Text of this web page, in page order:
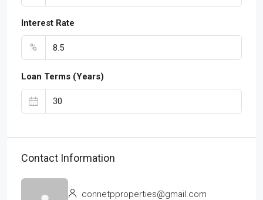
Interest Rate
%
Loan Terms (Years)
Contact Information
connetpproperties@gmail.com